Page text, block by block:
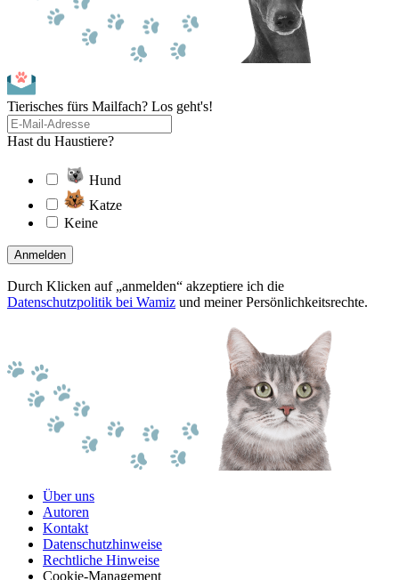
Tierisches fürs Mailfach? Los geht's!
Hast du Haustiere?
Hund
Katze
Keine
Anmelden
Durch Klicken auf „anmelden“ akzeptiere ich die
Datenschutzpolitik bei Wamiz und meiner Persönlichkeitsrechte.
Über uns
Autoren
Kontakt
Datenschutzhinweise
Rechtliche Hinweise
Cookie-Management